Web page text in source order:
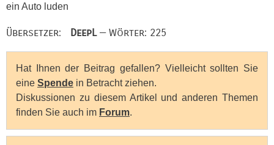
ein Auto luden
Übersetzer: DeepL— Wörter: 225
Hat Ihnen der Beitrag gefallen? Vielleicht sollten Sie
eine Spende in Betracht ziehen.
Diskussionen zu diesem Artikel und anderen Themen
finden Sie auch im Forum.